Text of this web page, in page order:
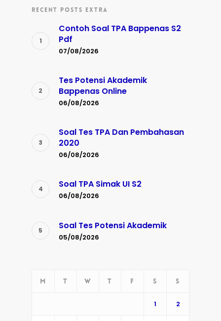
RECENT POSTS EXTRA
Contoh Soal TPA Bappenas S2
Pdf
07/08/2026
Tes Potensi Akademik
Bappenas Online
06/08/2026
Soal Tes TPA Dan Pembahasan
2020
06/08/2026
Soal TPA Simak UI S2
06/08/2026
Soal Tes Potensi Akademik
05/08/2026
M T W T F S S
1 2